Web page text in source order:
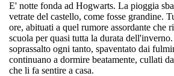
E' notte fonda ad Hogwarts. La pioggia
vetrate del castello, come fosse grandine.
ore, abituati a quel rumore assordante che
scuola per quasi tutta la durata
soprassalto ogni tanto, spaventato dai
continuano a dormire beatamente, cullati
che li fa sentire a casa.